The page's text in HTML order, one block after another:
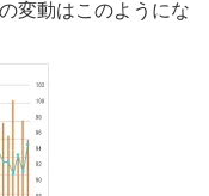
変動はこのようにな